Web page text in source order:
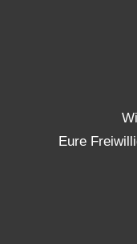
Eure